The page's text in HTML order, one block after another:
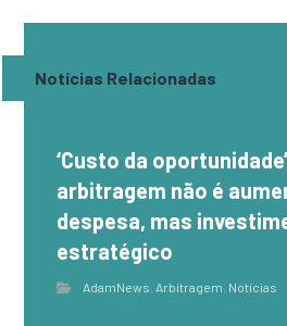
Notícias Relacionadas
‘Custo da
arbitragem não é
despesa, mas
estratégico
AdamNews, Arbitragem, Notícias